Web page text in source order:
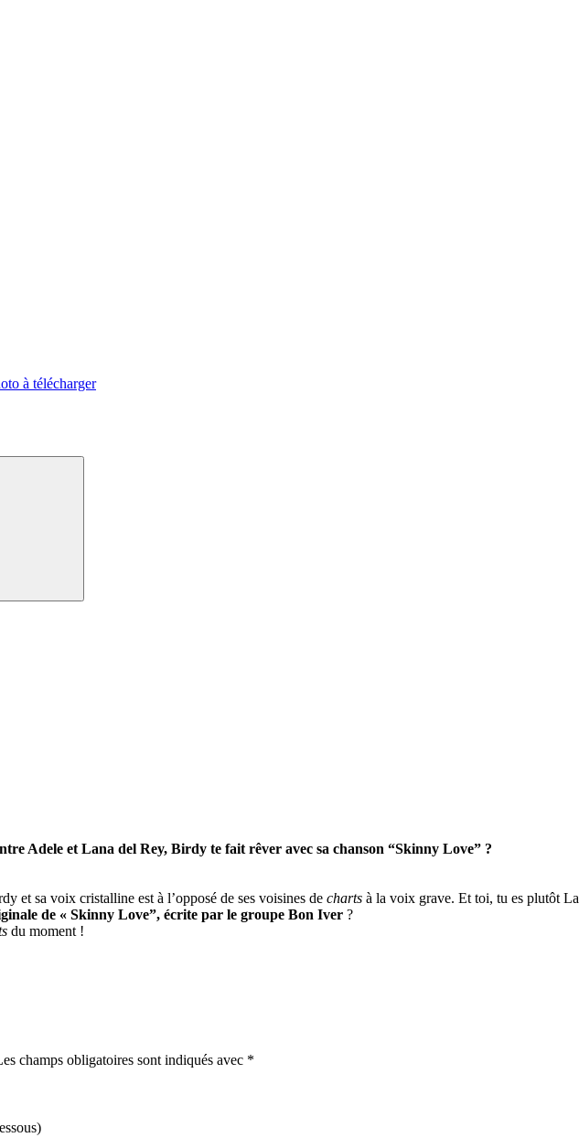
à télécharger
Adele et Lana del Rey, Birdy te fait rêver avec sa chanson “Skinny Love” ?
et sa voix cristalline est à l’opposé de ses voisines de charts à la voix grave. Et toi, tu es plutôt
de « Skinny Love”, écrite par le groupe Bon Iver ?
du moment !
champs obligatoires sont indiqués avec *